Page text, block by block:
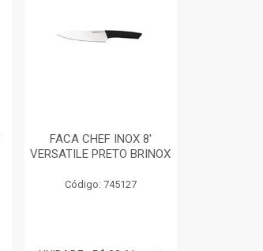
FACA CHEF INOX 8'
VERSATILE PRETO BRINOX
Código: 745127